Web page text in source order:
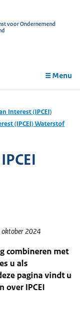
voor Ondernemend
Menu
Interest (IPCEI)
(IPCEI) Waterstof
oktober 2024
combineren met
u als
pagina vindt u
over IPCEI